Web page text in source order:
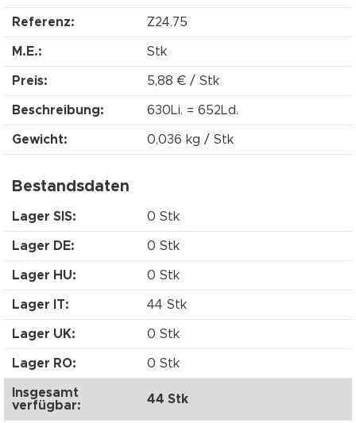
Referenz: Z24.75
M.E.: Stk
Preis: 5,88 € / Stk
Beschreibung: 630Li. = 652Ld.
Gewicht: 0,036 kg / Stk
Bestandsdaten
Lager SIS: 0 Stk
Lager DE: 0 Stk
Lager HU: 0 Stk
Lager IT: 44 Stk
Lager UK: 0 Stk
Lager RO: 0 Stk
Insgesamt
verfügbar:
44 Stk